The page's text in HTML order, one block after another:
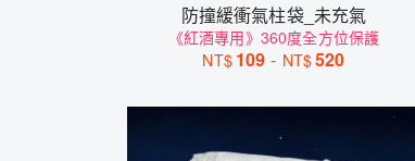
防撞緩衝氣柱袋_未充氣
《紅酒專用》360度全方位保護
NT$ 109 - NT$520